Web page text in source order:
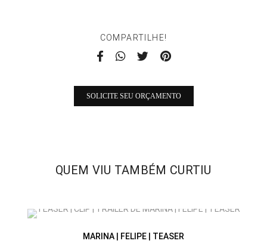
COMPARTILHE!
SOLICITE SEU ORÇAMENTO
QUEM VIU TAMBÉM CURTIU
MARINA | FELIPE | TEASER